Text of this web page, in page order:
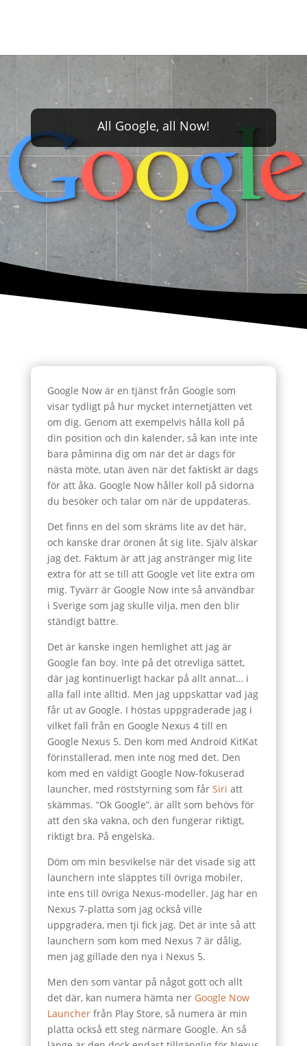
All Google, all Now!
Google Now är en tjänst från Google som
visar tydligt på hur mycket internetjätten vet
om dig. Genom att exempelvis hålla koll på
din position och din kalender, så kan inte inte
bara påminna dig om när det är dags för
nästa möte, utan även när det faktiskt är dags
för att åka. Google Now håller koll på sidorna
du besöker och talar om när de uppdateras.
Det finns en del som skräms lite av det här,
och kanske drar öronen åt sig lite. Själv älskar
jag det. Faktum är att jag anstränger mig lite
extra för att se till att Google vet lite extra om
mig. Tyvärr är Google Now inte så användbar
i Sverige som jag skulle vilja, men den blir
ständigt bättre.
Det är kanske ingen hemlighet att jag är
Google fan boy. Inte på det otrevliga sättet,
där jag kontinuerligt hackar på allt annat… i
alla fall inte alltid. Men jag uppskattar vad jag
får ut av Google. I höstas uppgraderade jag i
vilket fall från en Google Nexus 4 till en
Google Nexus 5. Den kom med Android KitKat
förinstallerad, men inte nog med det. Den
kom med en väldigt Google Now-fokuserad
launcher, med röststyrning som får Siri att
skämmas. “Ok Google”, är allt som behövs för
att den ska vakna, och den fungerar riktigt,
riktigt bra. På engelska.
Döm om min besvikelse när det visade sig att
launchern inte släpptes till övriga mobiler,
inte ens till övriga Nexus-modeller. Jag har en
Nexus 7-platta som jag också ville
uppgradera, men tji fick jag. Det är inte så att
launchern som kom med Nexus 7 är dålig,
men jag gillade den nya i Nexus 5.
Men den som väntar på något gott och allt
det där, kan numera hämta ner Google Now
Launcherfrån Play Store, så numera är min
platta också ett steg närmare Google. Än så